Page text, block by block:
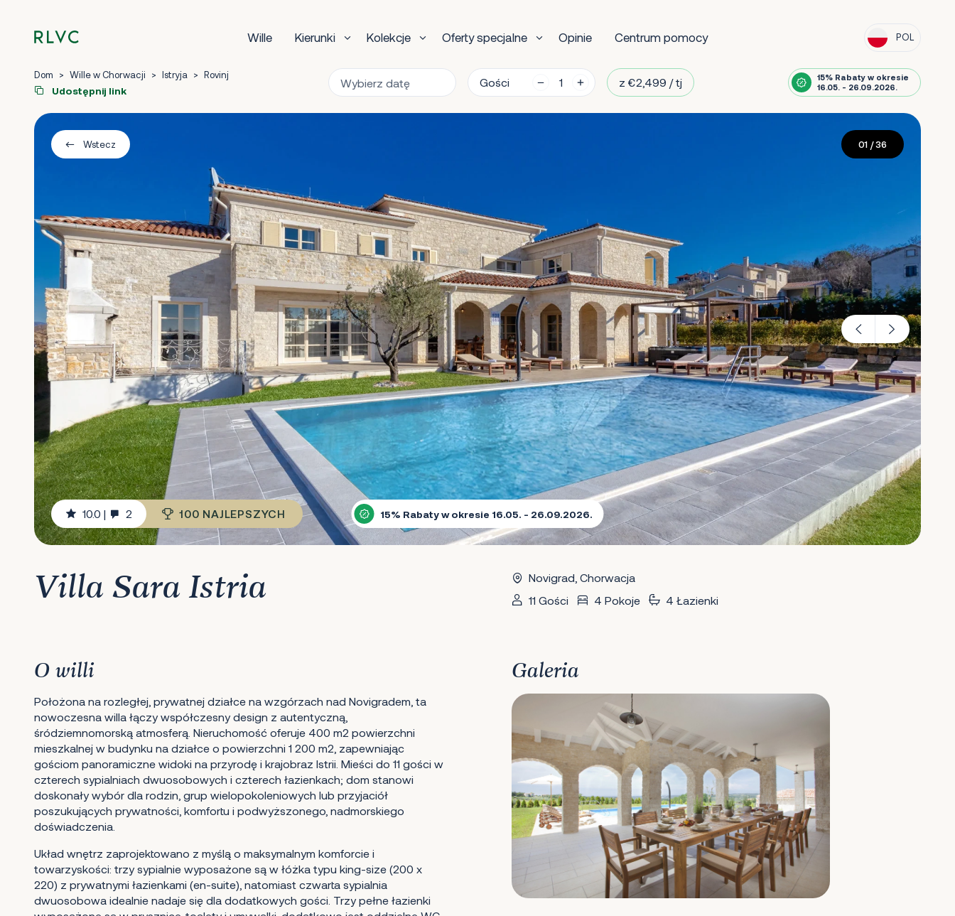
Wille Kierunki Kolekcje Oferty specjalne Opinie Centrum pomocy POL
Dom > Wille w Chorwacji > Istryja > Rovinj
Udostępnij link
Gości z €2,499 / tj
15% Rabaty w okresie
16.05. - 26.09.2026.
Wstecz
10.0 | 2 100 NAJLEPSZYCH 15% Rabaty w okresie 16.05. - 26.09.2026.
01 / 36
Villa Sara Istria
Novigrad, Chorwacja
11 Gości
4 Pokoje 4 Łazienki
O willi
Położona na rozległej, prywatnej działce na wzgórzach nad Novigradem, ta
nowoczesna willa łączy współczesny design z autentyczną,
śródziemnomorską atmosferą. Nieruchomość oferuje 400 m2 powierzchni
mieszkalnej w budynku na działce o powierzchni 1 200 m2, zapewniając
gościom panoramiczne widoki na przyrodę i krajobraz Istrii. Mieści do 11 gości w
czterech sypialniach dwuosobowych i czterech łazienkach; dom stanowi
doskonały wybór dla rodzin, grup wielopokoleniowych lub przyjaciół
poszukujących prywatności, komfortu i podwyższonego, nadmorskiego
doświadczenia.
Układ wnętrz zaprojektowano z myślą o maksymalnym komforcie i
towarzyskości: trzy sypialnie wyposażone są w łóżka typu king-size (200 x
220) z prywatnymi łazienkami (en-suite), natomiast czwarta sypialnia
dwuosobowa idealnie nadaje się dla dodatkowych gości. Trzy pełne łazienki
Galeria